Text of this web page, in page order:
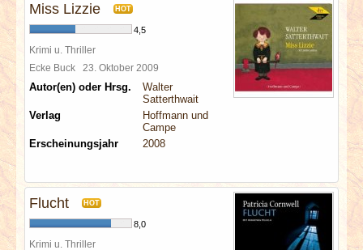
Miss Lizzie HOT
4,5
Krimi u. Thriller
Ecke Buck 23. Oktober 2009
Autor(en) oder Hrsg.
Walter
Satterthwait
Verlag
Hoffmann und
Campe
Erscheinungsjahr
2008
Flucht HOT
8,0
Krimi u. Thriller